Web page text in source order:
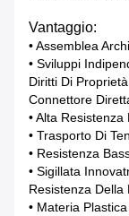
Vantaggio:
• Assemblea
• Sviluppi
Diritti Di
Connettore
• Alta Resistenza
• Trasporto Di
• Resistenza
• Sigillata
Resistenza Della
• Materia